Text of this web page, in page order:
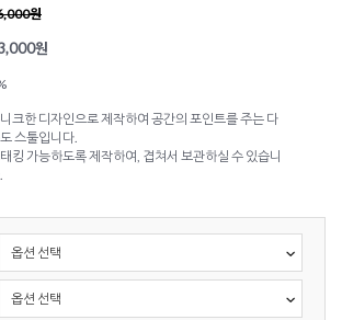
원
원
크한 디자인으로 제작하여 공간의 포인트를 주는 다
스툴입니다.
킹 가능하도록 제작하여, 겹쳐서 보관하실 수 있습니